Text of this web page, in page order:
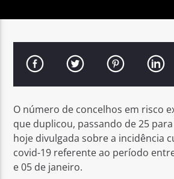
FAIXA ATUAL
NOSSO AMOR ESTÁ BAGUNÇADO
MARANTE
Rádio No ar
O número de concelhos em risco
que duplicou, passando de 25
hoje divulgada sobre a incidência
covid-19 referente ao período
e 05 de janeiro.